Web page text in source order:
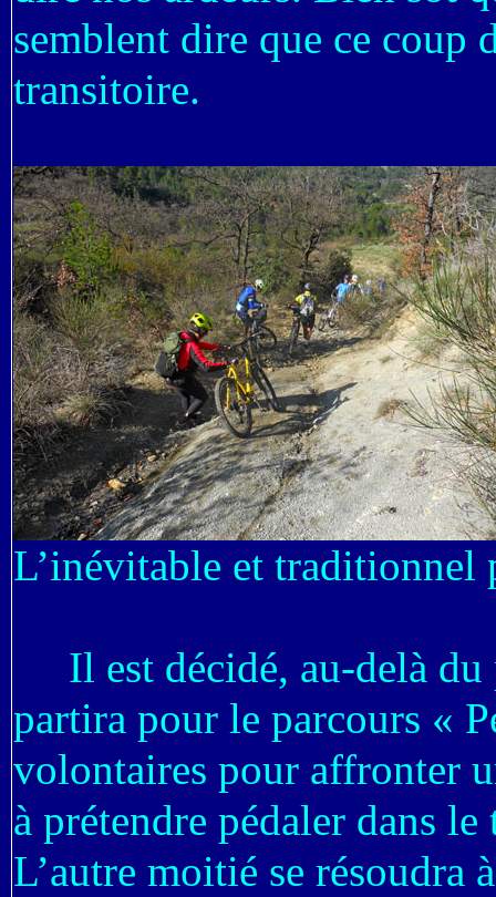
semblent dire que ce coup
transitoire.
L’inévitable et traditionnel
Il est décidé, au-delà du
partira pour le parcours «
volontaires pour affronter
à prétendre pédaler dans
L’autre moitié se résoudra